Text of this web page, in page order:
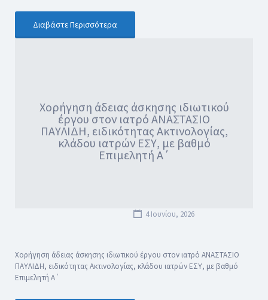
Διαβάστε Περισσότερα
Χορήγηση άδειας άσκησης ιδιωτικού
έργου στον ιατρό ΑΝΑΣΤΑΣΙΟ
ΠΑΥΛΙΔΗ, ειδικότητας Ακτινολογίας,
κλάδου ιατρών ΕΣΥ, με βαθμό
Επιμελητή Α΄
4 Ιουνίου, 2026
Χορήγηση άδειας άσκησης ιδιωτικού έργου στον ιατρό ΑΝΑΣΤΑΣΙΟ
ΠΑΥΛΙΔΗ, ειδικότητας Ακτινολογίας, κλάδου ιατρών ΕΣΥ, με βαθμό
Επιμελητή Α΄